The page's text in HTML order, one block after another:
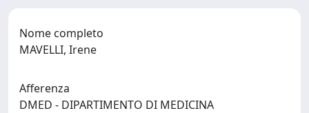
Nome completo
MAVELLI, Irene
Afferenza
DMED - DIPARTIMENTO DI MEDICINA